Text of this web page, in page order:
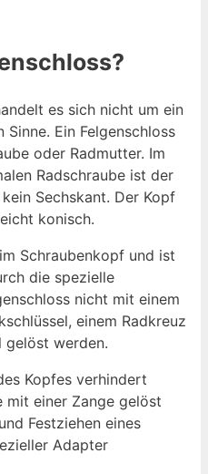
es sich nicht um ein
Ein Felgenschloss
oder Radmutter. Im
Radschraube ist der
Sechskant. Der Kopf
konisch.
Schraubenkopf und ist
die spezielle
nicht mit einem
einem Radkreuz
gelöst werden.
Kopfes verhindert
mit einer Zange gelöst
Festziehen eines
Adapter